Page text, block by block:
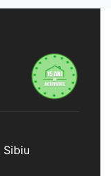
Sibiu